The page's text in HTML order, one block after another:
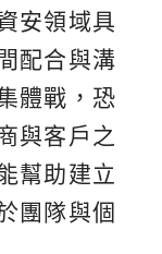
安領域具
配合與溝
體戰，恐
與客戶之
幫助建立
團隊與個